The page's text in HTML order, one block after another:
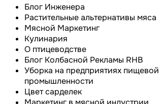
Блог Инженера
Растительные альтернативы мяса
Мясной Маркетинг
Кулинария
О птицеводстве
Блог Колбасной Рекламы RHB
Уборка на предприятиях пищевой
промышленности
Цвет сарделек